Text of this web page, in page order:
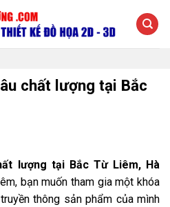
chất lượng tại Bắc
lượng tại Bắc Từ Liêm, Hà
bạn muốn tham gia một khóa
thông sản phẩm của mình